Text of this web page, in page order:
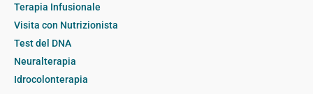
Terapia Infusionale
Visita con Nutrizionista
Test del DNA
Neuralterapia
Idrocolonterapia